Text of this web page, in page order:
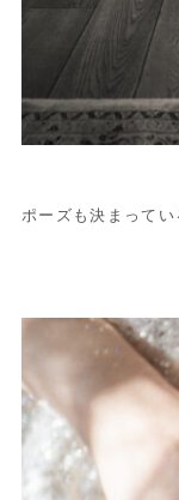
ポーズも決まって